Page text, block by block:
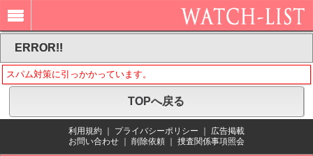
ERROR!!
スパム対策に引っかかっています。
TOPへ戻る
利用規約 プライバシーポリシー
広告掲載
お問い合わせ
削除依頼 捜査関係事項照会